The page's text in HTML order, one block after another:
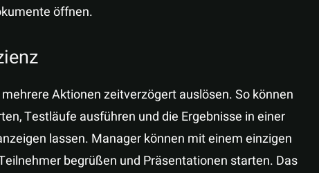
öffnen.
Aktionen zeitverzögert auslösen. So können
Testläufe ausführen und die Ergebnisse in einer
lassen. Manager können mit einem einzigen
begrüßen und Präsentationen starten. Das